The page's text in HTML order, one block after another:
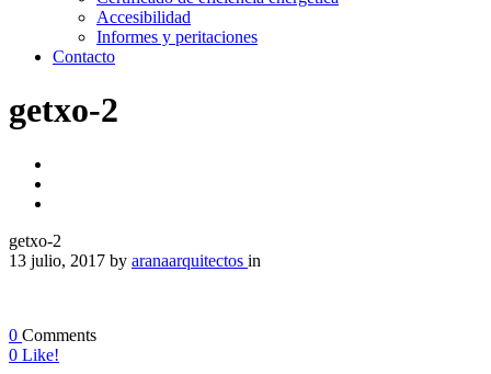
Accesibilidad
Informes y peritaciones
Contacto
getxo-2
getxo-2
13 julio, 2017 by aranaarquitectos in
0 Comments
0 Like!